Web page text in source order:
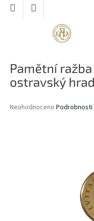
Přejít
Pamětní
ostravský hrad
Průměrné
Neohodnoceno